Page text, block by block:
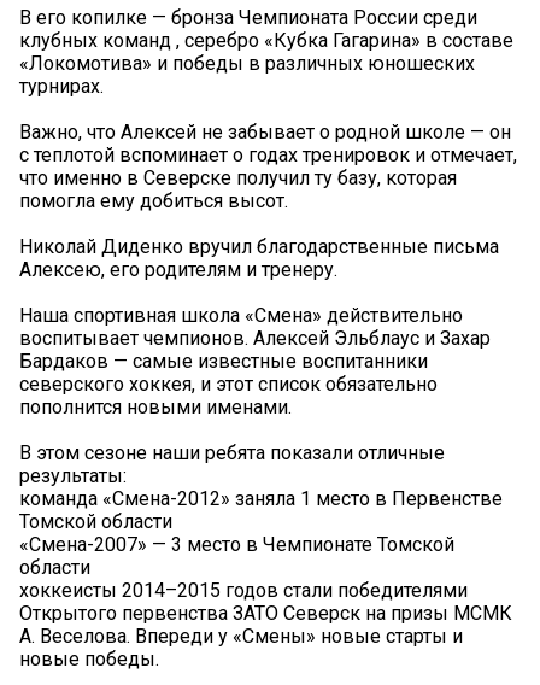
В его копилке — бронза Чемпионата России среди
клубных команд , серебро «Кубка Гагарина» в составе
«Локомотива» и победы в различных юношеских
турнирах.
Важно, что Алексей не забывает о родной школе — он
с теплотой вспоминает о годах тренировок и отмечает,
что именно в Северске получил ту базу, которая
помогла ему добиться высот.
Николай Диденко вручил благодарственные письма
Алексею, его родителям и тренеру.
Наша спортивная школа «Смена» действительно
воспитывает чемпионов. Алексей Эльблаус и Захар
Бардаков — самые известные воспитанники
северского хоккея, и этот список обязательно
пополнится новыми именами.
В этом сезоне наши ребята показали отличные
результаты:
команда «Смена-2012» заняла 1 место в Первенстве
Томской области
«Смена-2007» — 3 место в Чемпионате Томской
области
хоккеисты 2014–2015 годов стали победителями
Открытого первенства ЗАТО Северск на призы МСМК
А. Веселова. Впереди у «Смены» новые старты и
новые победы.